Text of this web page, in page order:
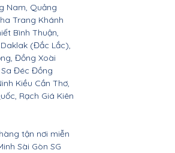
Nam, Quảng
Trang Khánh
Bình Thuận,
(Đắc Lắc),
Đồng Xoài
Sa Đéc Đồng
Kiều Cần Thơ,
Rạch Giá Kiên
tận nơi miễn
Sài Gòn SG